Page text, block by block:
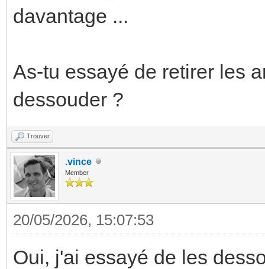
davantage ...
As-tu essayé de retirer les
dessouder ?
Trouver
.vince
Member
20/05/2026, 15:07:53
Oui, j'ai essayé de les